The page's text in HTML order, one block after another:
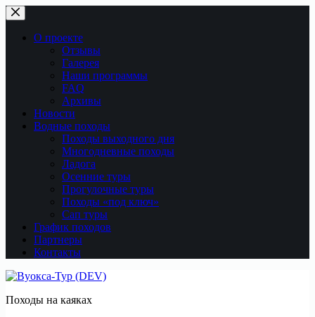
Перейти
к
сути
О проекте
Отзывы
Галерея
Наши программы
FAQ
Архивы
Новости
Водные походы
Походы выходного дня
Многодневные походы
Ладога
Осенние туры
Прогулочные туры
Походы «под ключ»
Сап туры
График походов
Партнеры
Контакты
Походы на каяках